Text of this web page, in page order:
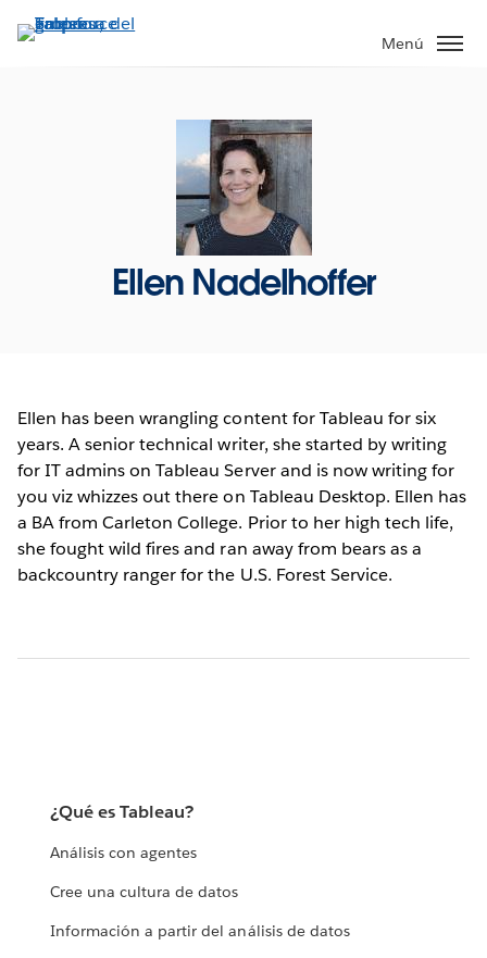
Menú
Ellen Nadelhoffer
Ellen has been wrangling content for Tableau for six
years. A senior technical writer, she started by writing
for IT admins on Tableau Server and is now writing for
you viz whizzes out there on Tableau Desktop. Ellen has
a BA from Carleton College. Prior to her high tech life,
she fought wild fires and ran away from bears as a
backcountry ranger for the U.S. Forest Service.
¿Qué es Tableau?
Análisis con agentes
Cree una cultura de datos
Información a partir del análisis de datos